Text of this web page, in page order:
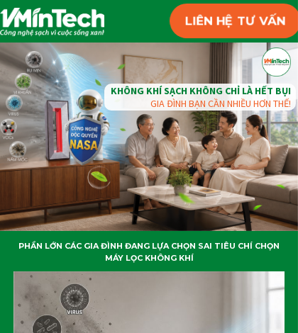
LIÊN HỆ TƯ VẤN
KHÔNG KHÍ SẠCH KHÔNG CHỈ LÀ HẾT BỤI
GIA ĐÌNH BẠN CẦN NHIỀU HƠN THẾ!
PHẦN LỚN CÁC GIA ĐÌNH ĐANG LỰA CHỌN SAI TIÊU CHÍ CHỌN
MÁY LỌC KHÔNG KHÍ